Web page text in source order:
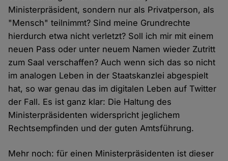
Ministerpräsident, sondern nur als Privatperson, als
"Mensch" teilnimmt? Sind meine Grundrechte
hierdurch etwa nicht verletzt? Soll ich mir mit einem
neuen Pass oder unter neuem Namen wieder Zutritt
zum Saal verschaffen? Auch wenn sich das so nicht
im analogen Leben in der Staatskanzlei abgespielt
hat, so war genau das im digitalen Leben auf Twitter
der Fall. Es ist ganz klar: Die Haltung des
Ministerpräsidenten widerspricht jeglichem
Rechtsempfinden und der guten Amtsführung.
Mehr noch: für einen Ministerpräsidenten ist dieser